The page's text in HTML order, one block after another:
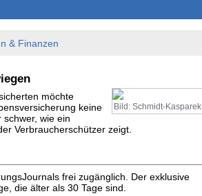
& Finanzen
Bild: Schmidt-Kasparek
möchte
keine
schwer, wie ein
Verbraucherschützer zeigt.
frei zugänglich. Der exklusive
die älter als 30 Tage sind.